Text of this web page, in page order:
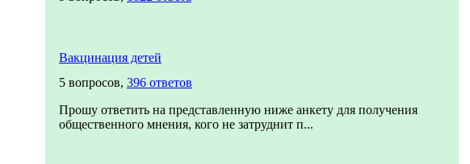
Вакцинация детей
5 вопросов, 396 ответов
Прошу ответить на представленную ниже анкету для получения
общественного мнения, кого не затруднит п...